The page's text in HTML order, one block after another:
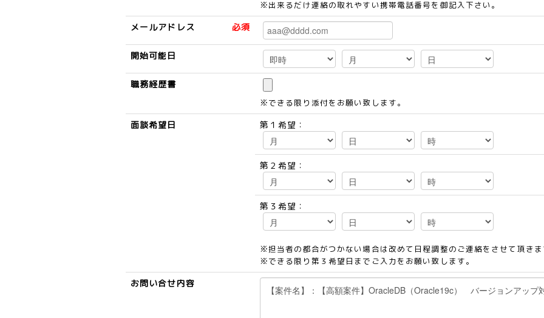
※出来るだけ連絡の取れやすい携帯電話番号を御記入下さい。
メールアドレス 必須
開始可能日
職務経歴書
※できる限り添付をお願い致します。
面談希望日 第１希望：
第２希望：
第３希望：
※担当者の都合がつかない場合は改めて日程調整のご連絡をさせて頂き
※できる限り第３希望日までご入力をお願い致します。
お問い合せ内容